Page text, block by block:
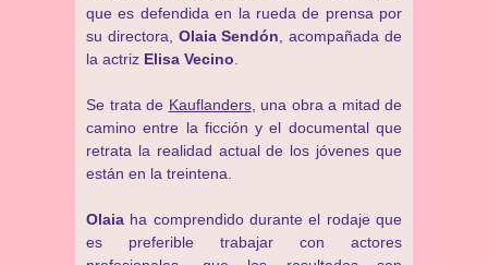
que es defendida en la rueda de prensa por
su directora, Olaia Sendón , acompañada de
la actriz Elisa Vecino
Se trata de Kauflanders, una obra a mitad de
camino entre la ficción y el documental que
retrata la realidad actual de los jóvenes que
están en la treintena.
Olaia ha comprendido durante el rodaje que
es preferible trabajar con actores